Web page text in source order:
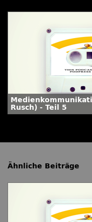
Rusch) - Teil 5
Ähnliche Beiträge